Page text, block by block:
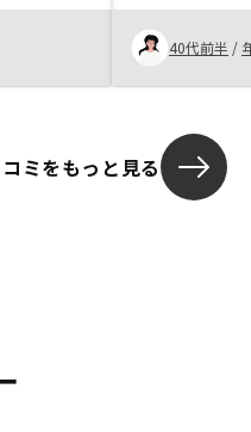
の提案からオ
大変ありがた
で購入判断時
ただしく感じ
かなと感じま
解しています
納得して購入
40代前半 /
ミをもっと見る